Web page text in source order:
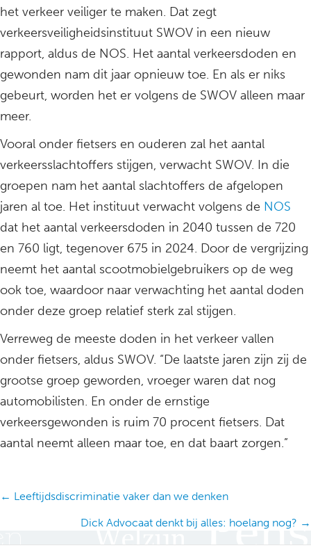
het verkeer veiliger te maken. Dat zegt
verkeersveiligheidsinstituut SWOV in een nieuw
rapport, aldus de NOS. Het aantal verkeersdoden en
gewonden nam dit jaar opnieuw toe. En als er niks
gebeurt, worden het er volgens de SWOV alleen maar
meer.
Vooral onder fietsers en ouderen zal het aantal
verkeersslachtoffers stijgen, verwacht SWOV. In die
groepen nam het aantal slachtoffers de afgelopen
jaren al toe. Het instituut verwacht volgens de NOS
dat het aantal verkeersdoden in 2040 tussen de 720
en 760 ligt, tegenover 675 in 2024. Door de vergrijzing
neemt het aantal scootmobielgebruikers op de weg
ook toe, waardoor naar verwachting het aantal doden
onder deze groep relatief sterk zal stijgen.
Verreweg de meeste doden in het verkeer vallen
onder fietsers, aldus SWOV. “De laatste jaren zijn zij de
grootse groep geworden, vroeger waren dat nog
automobilisten. En onder de ernstige
verkeersgewonden is ruim 70 procent fietsers. Dat
aantal neemt alleen maar toe, en dat baart zorgen.”
Posts
← Leeftijdsdiscriminatie vaker dan we denken
Dick Advocaat denkt bij alles: hoelang nog? →